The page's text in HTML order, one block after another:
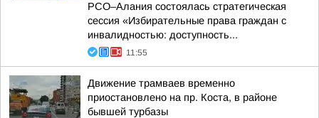
РСО–Алания состоялась стратегическая
сессия «Избирательные права граждан с
инвалидностью: доступность...
11:55
Движение трамваев временно
приостановлено на пр. Коста, в районе
бывшей турбазы